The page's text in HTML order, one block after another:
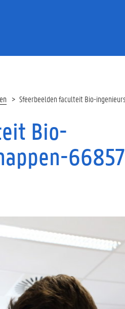
Sfeerbeelden faculteit Bio-
Bio-
66857